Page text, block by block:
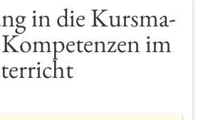
in die Kurs­ma­
im